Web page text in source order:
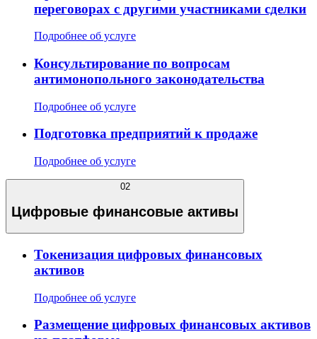
переговорах с другими участниками сделки
Подробнее об услуге
Консультирование по вопросам
антимонопольного законодательства
Подробнее об услуге
Подготовка предприятий к продаже
Подробнее об услуге
02
Цифровые финансовые активы
Токенизация цифровых финансовых
активов
Подробнее об услуге
Размещение цифровых финансовых активов